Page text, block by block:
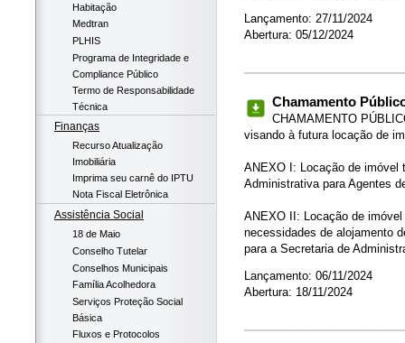
Habitação
Medtran
PLHIS
Programa de Integridade e
Compliance Público
Termo de Responsabilidade
Técnica
Finanças
Recurso Atualização
Imobiliária
Imprima seu carnê do IPTU
Nota Fiscal Eletrônica
Assistência Social
18 de Maio
Conselho Tutelar
Conselhos Municipais
Família Acolhedora
Serviços Proteção Social
Básica
Fluxos e Protocolos
Lançamento: 27/11/2024
Abertura: 05/12/2024
Chamamento
CHAMAMENTO
visando à futura locação de
ANEXO I: Locação de imóvel
Administrativa para Agentes
ANEXO II: Locação de
necessidades de alojamento
para a Secretaria de
Lançamento: 06/11/2024
Abertura: 18/11/2024